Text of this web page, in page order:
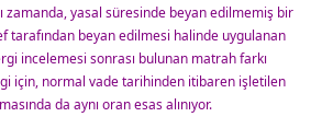
zamanda, yasal süresinde beyan edilmemiş bir
tarafından beyan edilmesi halinde uygulanan
incelemesi sonrası bulunan matrah farkı
için, normal vade tarihinden itibaren işletilen
da aynı oran esas alınıyor.